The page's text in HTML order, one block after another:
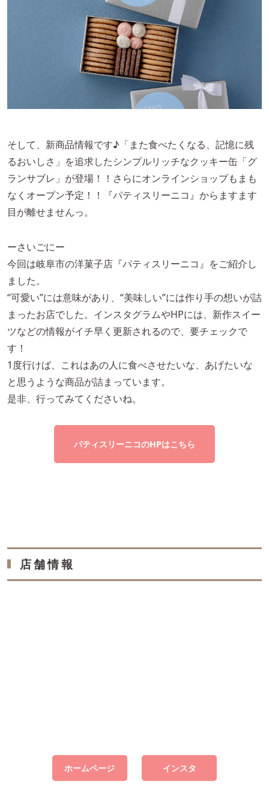
そして、新商品情報です♪「また食べたくなる、記憶に残
るおいしさ」を追求したシンプルリッチなクッキー缶「グ
ランサブレ」が登場！！さらにオンラインショップもまも
なくオープン予定！！『パティスリーニコ』からますます
目が離せませんっ。
ーさいごにー
今回は岐阜市の洋菓子店『パティスリーニコ』をご紹介し
ました。
“可愛い”には意味があり、“美味しい”には作り手の想いが詰
まったお店でした。インスタグラムやHPには、新作スイー
ツなどの情報がイチ早く更新されるので、要チェックで
す！
1度行けば、これはあの人に食べさせたいな、あげたいな
と思うような商品が詰まっています。
是非、行ってみてくださいね。
パティスリーニコのHPはこちら
店舗情報
ホームページ インスタ